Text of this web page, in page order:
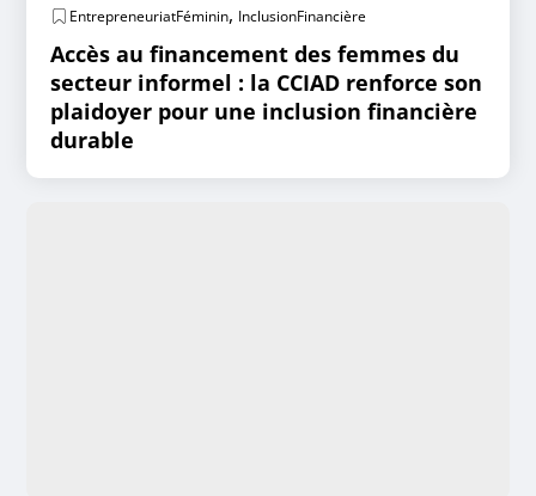
EntrepreneuriatFéminin, InclusionFinancière
Accès au financement des femmes du
secteur informel : la CCIAD renforce son
plaidoyer pour une inclusion financière
durable